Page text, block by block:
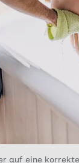
auf eine